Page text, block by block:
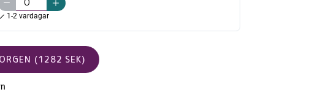
1-2 vardagar
(1282 SEK)